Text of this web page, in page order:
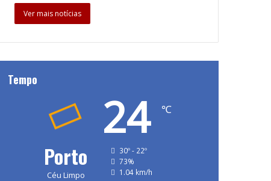
Ver mais notícias
Tempo
Porto
Céu Limpo
24 ℃
30º - 22º
73%
1.04 km/h